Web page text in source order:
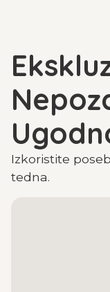
Izkoristite
tedna.